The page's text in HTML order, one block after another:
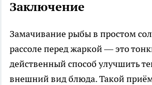
Заключение
Замачивание рыбы в простом
рассоле перед жаркой — это
действенный способ улучшить
внешний вид блюда. Такой